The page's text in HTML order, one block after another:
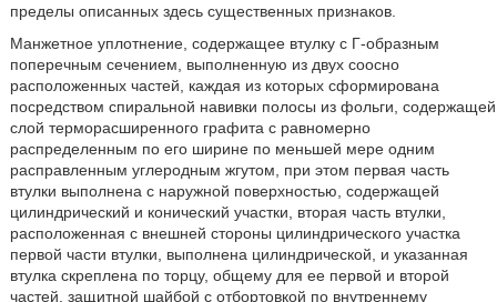
пределы описанных здесь существенных признаков.
Манжетное уплотнение, содержащее втулку с Г-образным
поперечным сечением, выполненную из двух соосно
расположенных частей, каждая из которых сформирована
посредством спиральной навивки полосы из фольги, содержащей
слой терморасширенного графита с равномерно
распределенным по его ширине по меньшей мере одним
расправленным углеродным жгутом, при этом первая часть
втулки выполнена с наружной поверхностью, содержащей
цилиндрический и конический участки, вторая часть втулки,
расположенная с внешней стороны цилиндрического участка
первой части втулки, выполнена цилиндрической, и указанная
втулка скреплена по торцу, общему для ее первой и второй
частей, защитной шайбой с отбортовкой по внутреннему